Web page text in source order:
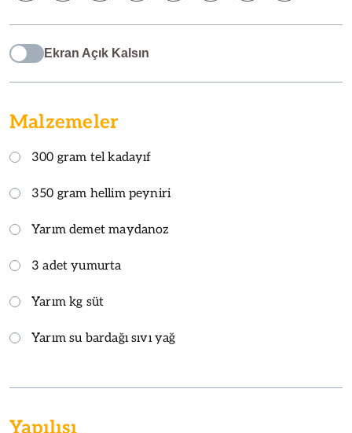
Ekran Açık Kalsın
Malzemeler
300 gram tel kadayıf
350 gram hellim peyniri
Yarım demet maydanoz
3 adet yumurta
Yarım kg süt
Yarım su bardağı sıvı yağ
Yapılışı